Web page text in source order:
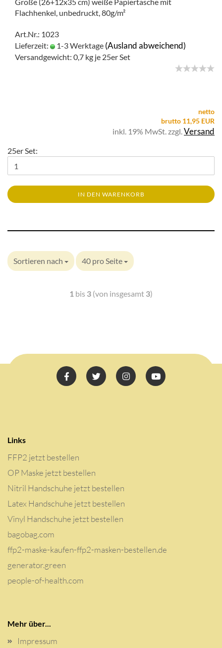
Flachhenkel, unbedruckt, 80g/m²
Art.Nr.: 1023
Lieferzeit:
1-3 Werktage (Ausland abweichend)
Versandgewicht: 0,7 kg je 25er Set
netto
brutto 11,95 EUR
inkl. 19% MwSt. zzgl.Versand
25er Set:
IN DEN WARENKORB
Sortieren nach 40 pro Seite
1 bis 3 (von insgesamt 3)
Links
FFP2 jetzt bestellen
OP Maske jetzt bestellen
Nitril Handschuhe jetzt bestellen
Latex Handschuhe jetzt bestellen
Vinyl Handschuhe jetzt bestellen
bagobag.com
ffp2-maske-kaufen-ffp2-masken-bestellen.de
generator.green
people-of-health.com
Mehr über...
Impressum